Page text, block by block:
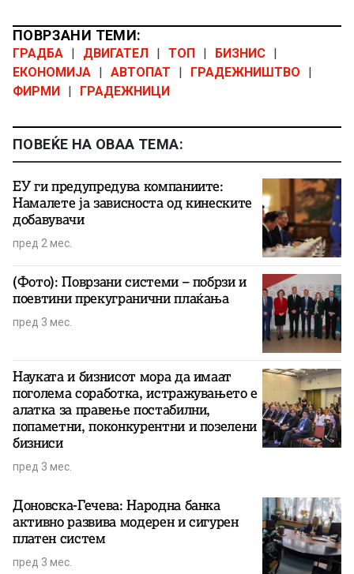
ПОВРЗАНИ ТЕМИ:
ГРАДБА | ДВИГАТЕЛ | ТОП | БИЗНИС |
ЕКОНОМИЈА | АВТОПАТ | ГРАДЕЖНИШТВО
|
ФИРМИ | ГРАДЕЖНИЦИ
ПОВЕЌЕ НА ОВАА ТЕМА:
ЕУ ги предупредува компаниите:
Намалете ја зависноста од кинеските
добавувачи
пред 2 мес.
(Фото): Поврзани системи – побрзи и
поевтини прекугранични плаќања
пред 3 мес.
Науката и бизнисот мора да имаат
поголема соработка, истражувањето е
алатка за правење постабилни,
попаметни, поконкурентни и позелени
бизниси
пред 3 мес.
Доновска-Гечева: Народна банка
активно развива модерен и сигурен
платен систем
пред 3 мес.